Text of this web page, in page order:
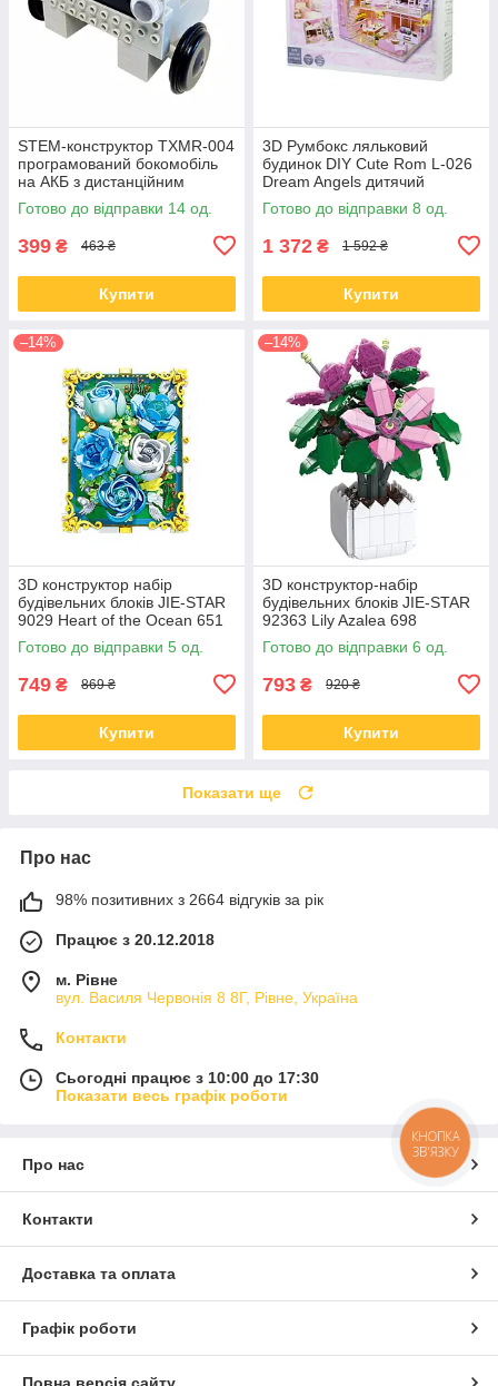
STEM-конструктор TXMR-004
програмований бокомобіль
на АКБ з дистанційним
керуванням
Готово до відправки 14 од.
399 ₴ 463 ₴
Купити
3D Румбокс ляльковий
будинок DIY Cute Rom L-026
Dream Angels дитячий
конструктор
Готово до відправки 8 од.
1 372 ₴ 1 592 ₴
Купити
–14%
3D конструктор набір
будівельних блоків JIE-STAR
9029 Heart of the Ocean 651
деталь пластиковий
Готово до відправки 5 од.
749 ₴ 869 ₴
Купити
–14%
3D конструктор-набір
будівельних блоків JIE-STAR
92363 Lily Azalea 698
деталей пластиковий
Готово до відправки 6 од.
793 ₴ 920 ₴
Купити
Показати ще
Про нас
98% позитивних з 2664 відгуків за рік
Працює з 20.12.2018
м. Рівне
вул. Василя Червонія 8 8Г, Рівне, Україна
Контакти
Сьогодні працює з 10:00 до 17:30
Показати весь графік роботи
Про нас
Контакти
Доставка та оплата
Графік роботи
КНОПКА
ЗВ'ЯЗКУ